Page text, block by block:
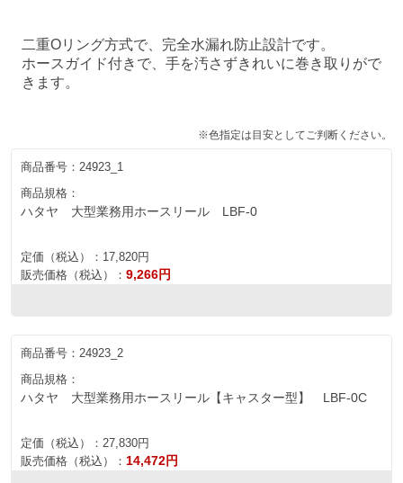
二重Oリング方式で、完全水漏れ防止設計です。
ホースガイド付きで、手を汚さずきれいに巻き取りがで
きます。
※色指定は目安としてご判断ください。
商品番号： 24923_1
商品規格：
ハタヤ 大型業務用ホースリール LBF-0
定価（税込）： 17,820円
販売価格（税込）： 9,266円
商品番号： 24923_2
商品規格：
ハタヤ 大型業務用ホースリール【キャスター型】 LBF-0C
定価（税込）： 27,830円
販売価格（税込）： 14,472円